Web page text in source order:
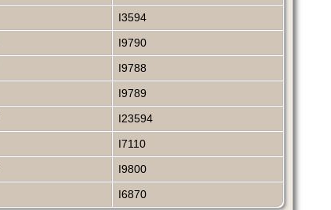
I3594
I9790
I9788
I9789
I23594
I7110
I9800
I6870